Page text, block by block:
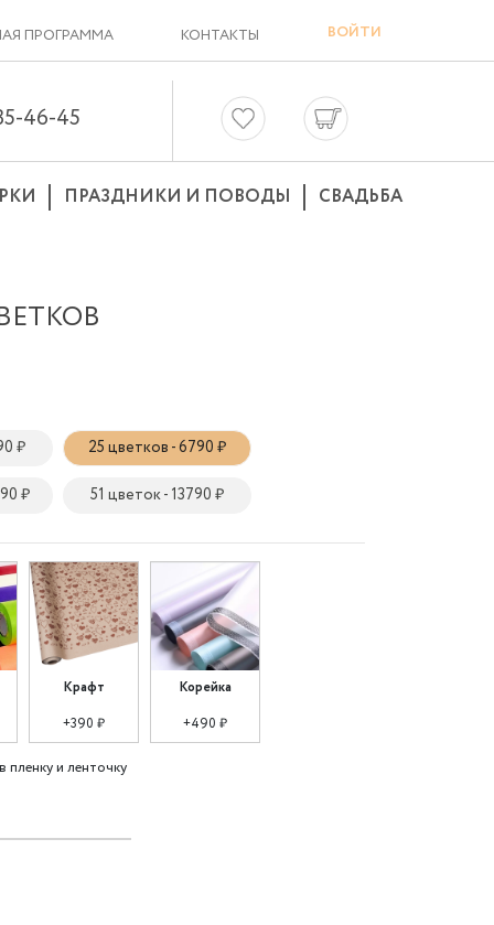
ПРОГРАММА КОНТАКТЫ ВОЙТИ
46-45
ПРАЗДНИКИ И ПОВОДЫ СВАДЬБА
₽ 25 цветков - 6790 ₽
₽ 51 цветок - 13790 ₽
Крафт
+390 ₽
Корейка
+490 ₽
пленку и ленточку